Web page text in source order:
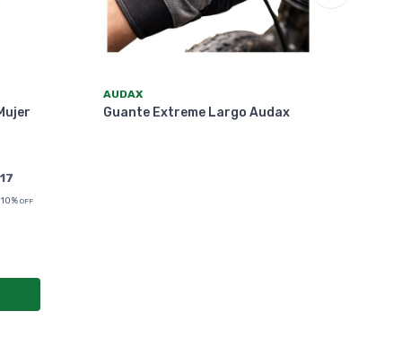
10% OFF
AUDAX
Guante Extreme Largo Audax